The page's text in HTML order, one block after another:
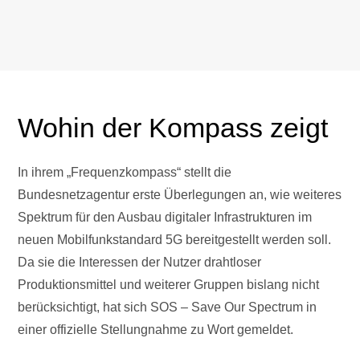
Wohin der Kompass zeigt
In ihrem „Frequenzkompass“ stellt die
Bundesnetzagentur erste Überlegungen an, wie weiteres
Spektrum für den Ausbau digitaler Infrastrukturen im
neuen Mobilfunkstandard 5G bereitgestellt werden soll.
Da sie die Interessen der Nutzer drahtloser
Produktionsmittel und weiterer Gruppen bislang nicht
berücksichtigt, hat sich SOS – Save Our Spectrum in
einer offizielle Stellungnahme zu Wort gemeldet.